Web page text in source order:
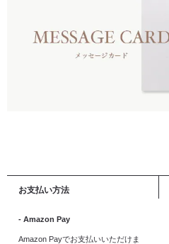
お支払い方法
- Amazon Pay
Amazon Payでお支払いいただけま